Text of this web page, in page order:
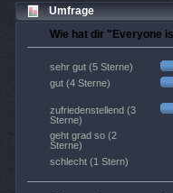
Umfrage
Wie hat dir "Everyone
sehr gut (5 Sterne)
gut (4 Sterne)
zufriedenstellend (3
Sterne)
geht grad so (2
Sterne)
schlecht (1 Stern)